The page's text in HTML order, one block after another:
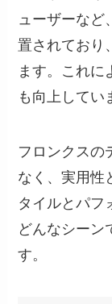
ューザーなど
置されており
ます。これに
も向上してい
フロンクスの
なく、実用性
タイルとパフ
どんなシーン
す。